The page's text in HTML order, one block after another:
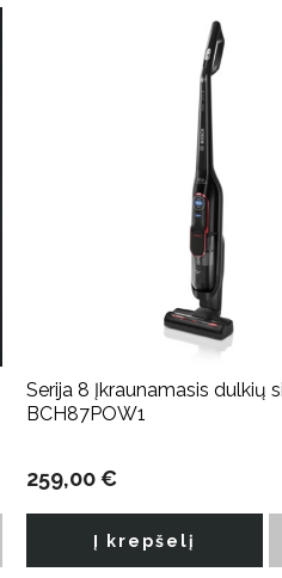
Serija 8 Įkraunamasis dulkių
BCH87POW1
259,00 €
Į krepšelį